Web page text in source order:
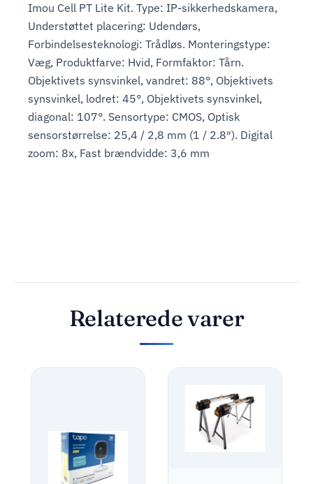
Imou Cell PT Lite Kit. Type: IP-sikkerhedskamera,
Understøttet placering: Udendørs,
Forbindelsesteknologi: Trådløs. Monteringstype:
Væg, Produktfarve: Hvid, Formfaktor: Tårn.
Objektivets synsvinkel, vandret: 88°, Objektivets
synsvinkel, lodret: 45°, Objektivets synsvinkel,
diagonal: 107°. Sensortype: CMOS, Optisk
sensorstørrelse: 25,4 / 2,8 mm (1 / 2.8″). Digital
zoom: 8x, Fast brændvidde: 3,6 mm
Relaterede varer